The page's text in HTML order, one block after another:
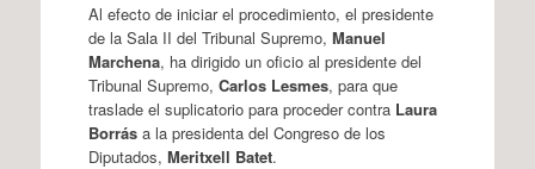
Al efecto de iniciar el procedimiento, el presidente
de la Sala II del Tribunal Supremo, Manuel
Marchena, ha dirigido un oficio al presidente del
Tribunal Supremo, Carlos Lesmes, para que
traslade el suplicatorio para proceder contra Laura
Borrása la presidenta del Congreso de los
Diputados, Meritxell Batet.